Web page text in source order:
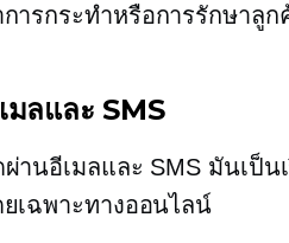
ารกระทำหรือการรักษาลูก
มลและ SMS
านอีเมลและ SMS มันเป็
เฉพาะทางออนไลน์